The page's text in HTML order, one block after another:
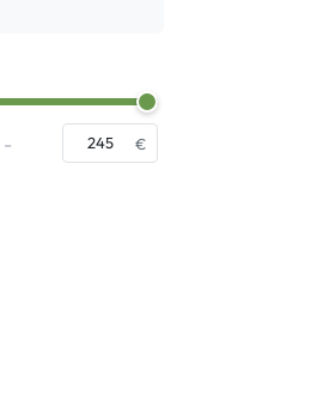
- €